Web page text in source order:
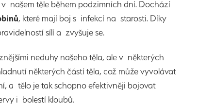
našem těle během podzimních dní. Dochází
, které mají boj s infekcí na starosti. Díky
sílí a zvyšuje se.
neduhy našeho těla, ale v některých
některých částí těla, což může vyvolávat
a tělo je tak schopno efektivněji bojovat
i bolestí kloubů.